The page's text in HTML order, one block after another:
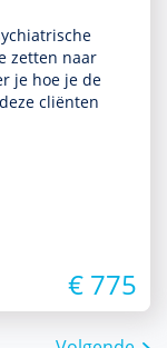
zetten naar
je hoe je de
cliënten
€ 775